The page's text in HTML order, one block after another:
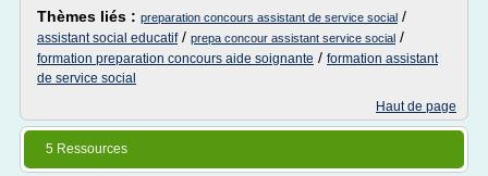
Thèmes liés : preparation concours assistant de service social /
assistant social educatif/ prepa concour assistant service social /
formation preparation concours aide soignante / formation assistant
de service social
Haut de page
5 Ressources